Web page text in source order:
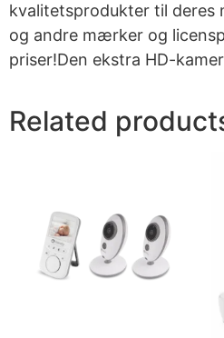
kvalitetsprodukter til deres
og andre mærker og
priser!Den ekstra HD-kamer
Related